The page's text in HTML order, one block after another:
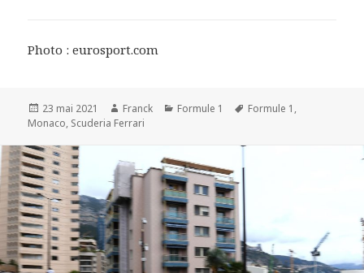
Photo : eurosport.com
Publié
le
23 mai 2021 Auteur
Franck Catégories
Formule 1
Mots-
Formule 1 ,
Monaco, Scuderia Ferrari